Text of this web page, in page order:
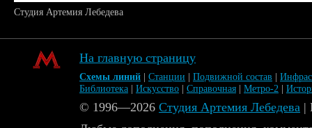
Студия Артемия Лебедева
На главную страницу
Схемы линий | Станции | Подвижной состав |
Библиотека | Искусство | Справочная | Метро-2 |
© 1996—2026 Студия Артемия Лебедева |